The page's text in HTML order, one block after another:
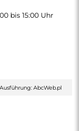
bis 15:00 Uhr
Ausführung: AbcWeb.pl